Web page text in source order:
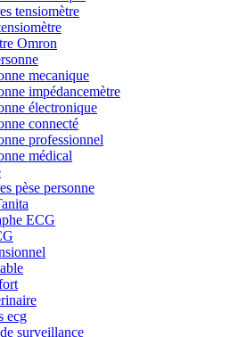
tensiomètre
Omron
mecanique
impédancemètre
électronique
connecté
professionnel
médical
pèse personne
ECG
ecg
surveillance